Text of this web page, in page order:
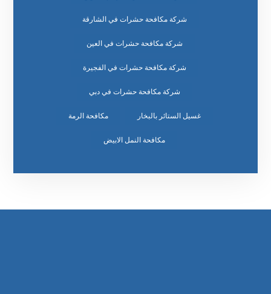
شركة مكافحة حشرات في الشارقة
شركة مكافحة حشرات في العين
شركة مكافحة حشرات في الفجيرة
شركة مكافحة حشرات في دبي
غسيل الستائر بالبخار مكافحة الرمة
مكافحة النمل الابيض